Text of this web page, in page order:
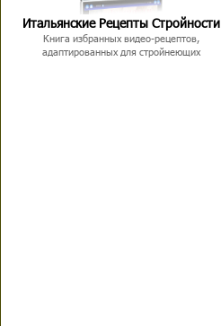
Итальянские Рецепты Стройности
Книга избранных видео-рецептов,
адаптированных для стройнеющих